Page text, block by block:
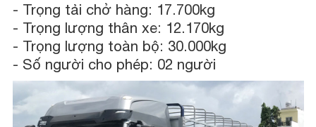
- Trọng tải chở hàng: 17.700kg
- Trọng lượng thân xe: 12.170kg
- Trọng lượng toàn bộ: 30.000kg
- Số người cho phép: 02 người